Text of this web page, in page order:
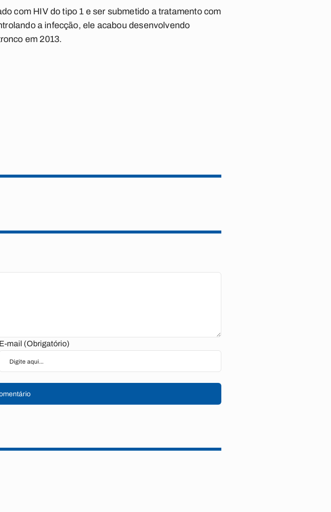
com HIV do tipo 1 e ser submetido a tratamento com
a infecção, ele acabou desenvolvendo
em 2013.
E-mail (Obrigatório)